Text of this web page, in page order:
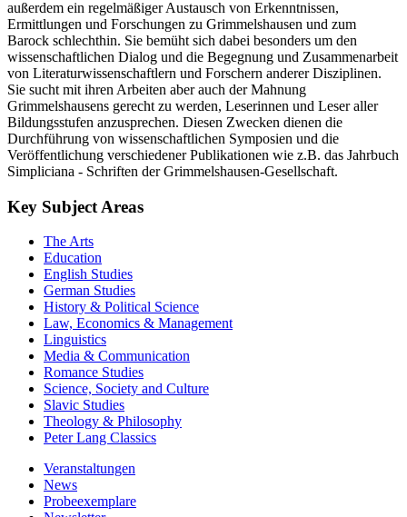
außerdem ein regelmäßiger Austausch von Erkenntnissen,
Ermittlungen und Forschungen zu Grimmelshausen und zum
Barock schlechthin. Sie bemüht sich dabei besonders um den
wissenschaftlichen Dialog und die Begegnung und Zusammenarbeit
von Literaturwissenschaftlern und Forschern anderer Disziplinen.
Sie sucht mit ihren Arbeiten aber auch der Mahnung
Grimmelshausens gerecht zu werden, Leserinnen und Leser aller
Bildungsstufen anzusprechen. Diesen Zwecken dienen die
Durchführung von wissenschaftlichen Symposien und die
Veröffentlichung verschiedener Publikationen wie z.B. das Jahrbuch
Simpliciana - Schriften der Grimmelshausen-Gesellschaft.
Key Subject Areas
The Arts
Education
English Studies
German Studies
History & Political Science
Law, Economics & Management
Linguistics
Media & Communication
Romance Studies
Science, Society and Culture
Slavic Studies
Theology & Philosophy
Peter Lang Classics
Veranstaltungen
News
Probeexemplare